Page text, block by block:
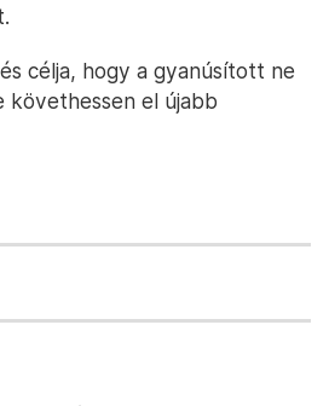
célja, hogy a gyanúsított ne
követhessen el újabb